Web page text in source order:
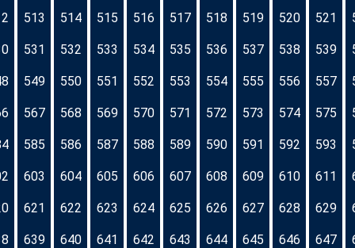
513 514 515 516 517 518 519 520 521
531 532 533 534 535 536 537 538 539
549 550 551 552 553 554 555 556 557
567 568 569 570 571 572 573 574 575
585 586 587 588 589 590 591 592 593
603 604 605 606 607 608 609 610 611
621 622 623 624 625 626 627 628 629
639 640 641 642 643 644 645 646 647